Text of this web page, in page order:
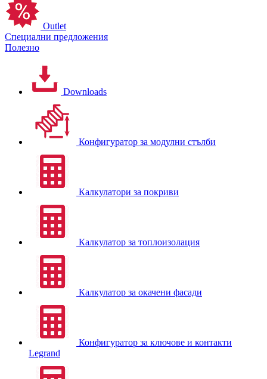
Outlet
Специални предложения
Полезно
Downloads
Конфигуратор за модулни стълби
Калкулатори за покриви
Калкулатор за топлоизолация
Калкулатор за окачени фасади
Конфигуратор за ключове и контакти
Legrand